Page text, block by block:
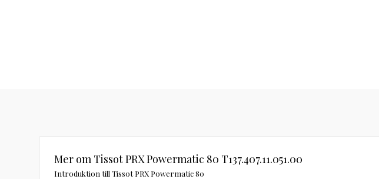
Mer om Tissot PRX Powermatic 80 T137.407.11.051.00
Introduktion till Tissot PRX Powermatic 80